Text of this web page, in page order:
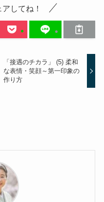
してね！
「接遇のチカラ」 (5) 柔和
な表情・笑顔～第一印象の
作り方